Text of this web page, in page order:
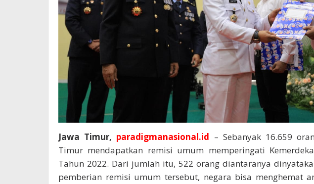
Jawa Timur, paradigmanasional.id – Sebanyak 16.659
Timur mendapatkan remisi umum memperingati
Tahun 2022. Dari jumlah itu, 522 orang diantaranya
pemberian remisi umum tersebut, negara bisa menghemat